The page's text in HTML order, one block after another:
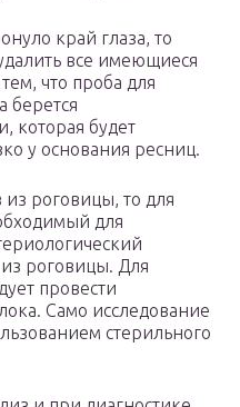
край глаза, то
все имеющиеся
что проба для
берется
которая будет
у основания ресниц.
из роговицы, то для
для
роговицы. Для
провести
Само исследование
стерильного